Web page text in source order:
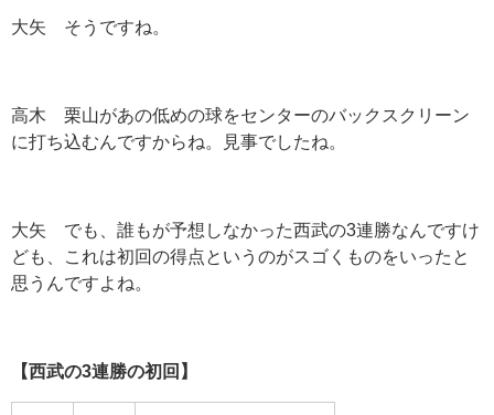
大矢 そうですね。
高木 栗山があの低めの球をセンターのバックスクリーン
に打ち込むんですからね。見事でしたね。
大矢 でも、誰もが予想しなかった西武の3連勝なんですけ
ども、これは初回の得点というのがスゴくものをいったと
思うんですよね。
【西武の3連勝の初回】